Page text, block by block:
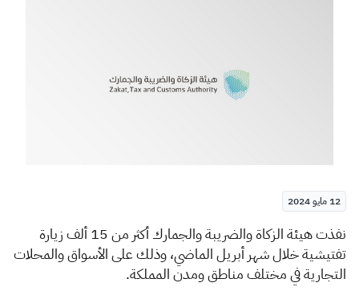
12 مايو 2024
​​​​​ن
فذت هيئة الزكاة والضريبة والجمارك أكثر من 15 ألف زيارة
تفتيشية خلال شهر أبريل الماضي، وذلك على الأسواق والمحلات
التجارية في مختلف مناطق ومدن المملكة.